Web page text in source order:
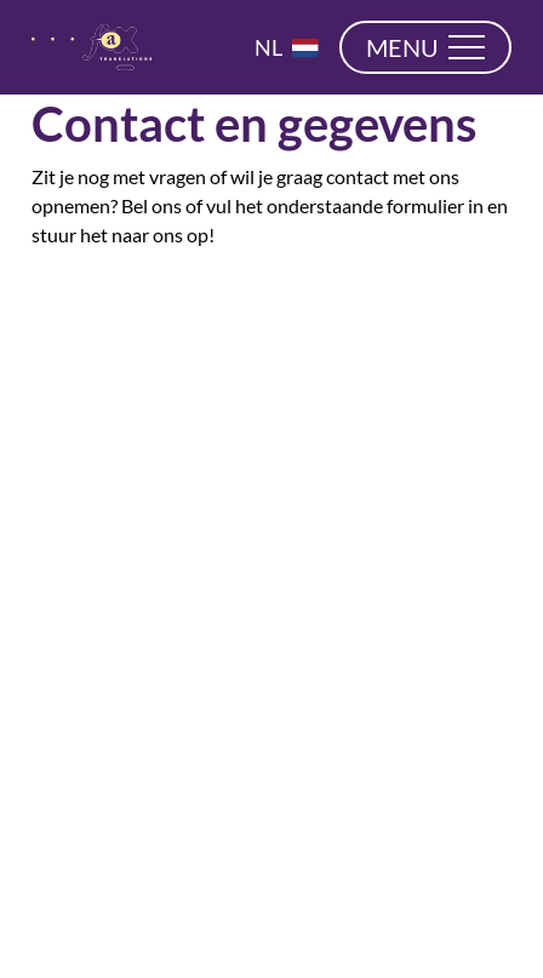
NL
DE
MENU
Contact en gegevens
Zit je nog met vragen of wil je graag contact met ons
opnemen? Bel ons of vul het onderstaande formulier in en
stuur het naar ons op!